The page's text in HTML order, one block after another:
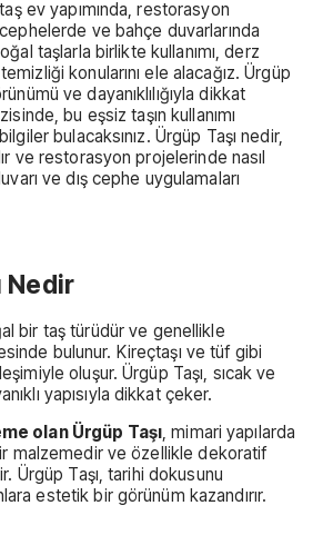
ev yapımında, restorasyon
ve bahçe duvarlarında
taşlarla birlikte kullanımı, derz
konularını ele alacağız. Ürgüp
ve dayanıklılığıyla dikkat
bu eşsiz taşın kullanımı
bulacaksınız. Ürgüp Taşı nedir,
ve restorasyon projelerinde nasıl
ve dış cephe uygulamaları
Nedir
bir taş türüdür ve genellikle
bulunur. Kireçtaşı ve tüf gibi
oluşur. Ürgüp Taşı, sıcak ve
yapısıyla dikkat çeker.
olan Ürgüp Taşı, mimari yapılarda
malzemedir ve özellikle dekoratif
Ürgüp Taşı, tarihi dokusunu
estetik bir görünüm kazandırır.